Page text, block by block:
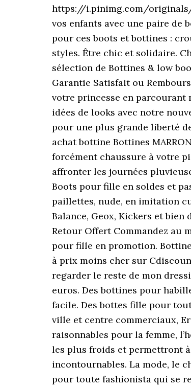
https://i.pinimg.com/originals/
vos enfants avec une paire de
pour ces boots et bottines :
styles. Être chic et solidaire.
sélection de Bottines & low
Garantie Satisfait ou
votre princesse en parcourant
idées de looks avec notre
pour une plus grande liberté
achat bottine Bottines
forcément chaussure à votre
affronter les journées
Boots pour fille en soldes et
paillettes, nude, en imitation
Balance, Geox, Kickers et
Retour Offert Commandez au
pour fille en promotion.
à prix moins cher sur
regarder le reste de mon
euros. Des bottines pour
facile. Des bottes fille pour
ville et centre commerciaux,
raisonnables pour la femme,
les plus froids et permettront
incontournables. La mode, le
pour toute fashionista qui se